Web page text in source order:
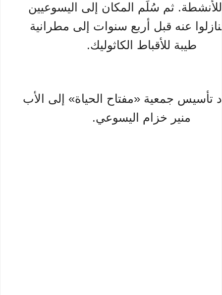
ثم سُلِّم المكان إلى اليسوعيين
عنه قبل أربع سنوات إلى مطرانية
طيبة للأقباط الكاثوليك.
تأسيس جمعية «مفتاح الحياة» إلى الأب
منير خزام اليسوعي.